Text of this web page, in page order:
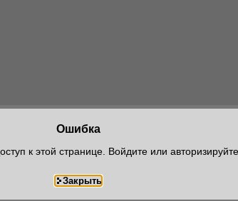
Ошибка
к этой странице. Войдите или